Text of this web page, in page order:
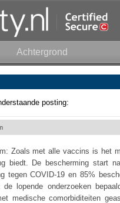
Achtergrond
posting:
Zoals met alle vaccins is het
biedt. De bescherming
tegen COVID-19 en 85%
lopende onderzoeken
medische comorbiditeiten